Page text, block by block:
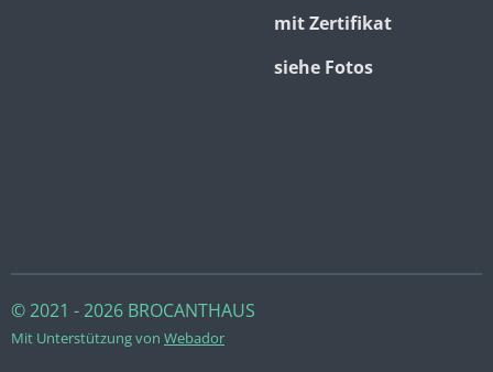
mit Zertifikat
siehe Fotos
© 2021 - 2026 BROCANTHAUS
Mit Unterstützung von Webador